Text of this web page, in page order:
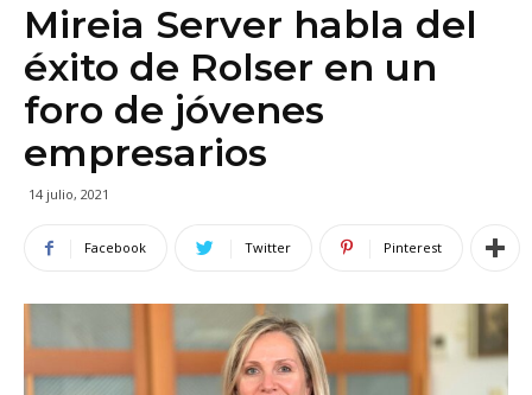
Mireia Server habla del
éxito de Rolser en un
foro de jóvenes
empresarios
14 julio, 2021
Facebook Twitter Pinterest